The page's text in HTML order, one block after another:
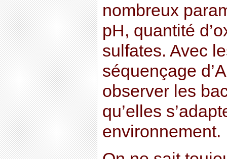
nombreux
pH, quantité
sulfates. Avec
séquençage
observer les
qu’elles
environnement.